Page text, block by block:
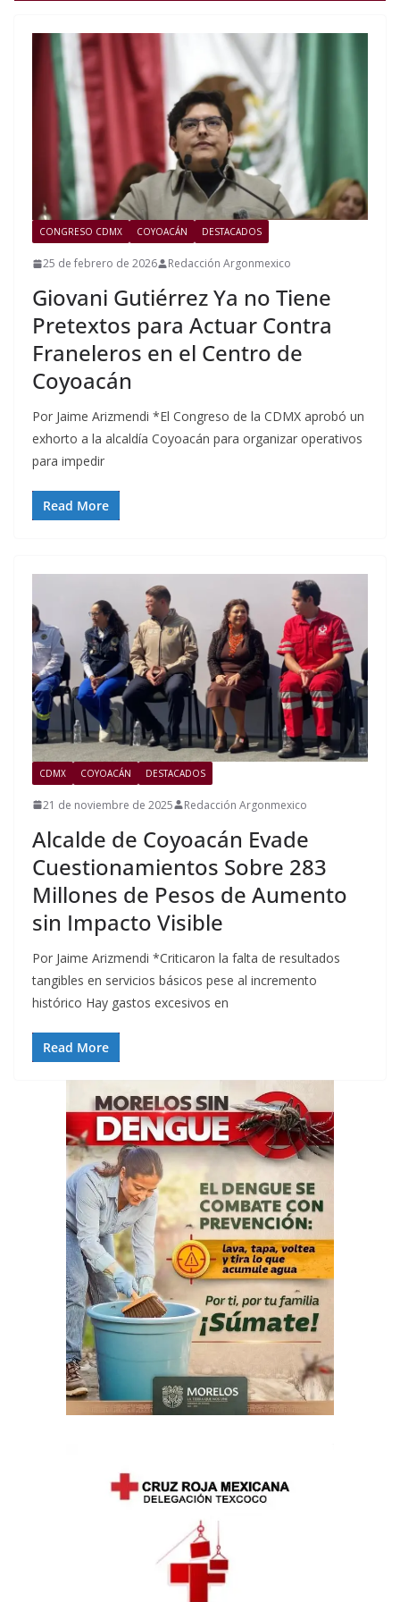
CONGRESO CDMX COYOACÁN DESTACADOS
25 de febrero de 2026 Redacción Argonmexico
Giovani Gutiérrez Ya no Tiene
Pretextos para Actuar Contra
Franeleros en el Centro de
Coyoacán
Por Jaime Arizmendi *El Congreso de la CDMX aprobó un
exhorto a la alcaldía Coyoacán para organizar operativos
para impedir
Read More
CDMX COYOACÁN DESTACADOS
21 de noviembre de 2025 Redacción Argonmexico
Alcalde de Coyoacán Evade
Cuestionamientos Sobre 283
Millones de Pesos de Aumento
sin Impacto Visible
Por Jaime Arizmendi *Criticaron la falta de resultados
tangibles en servicios básicos pese al incremento
histórico Hay gastos excesivos en
Read More